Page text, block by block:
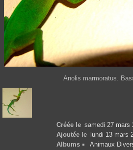
Anolis marmoratus.
Créée le samedi 27 mars
Ajoutée le
lundi 13 mars
Albums
Animaux